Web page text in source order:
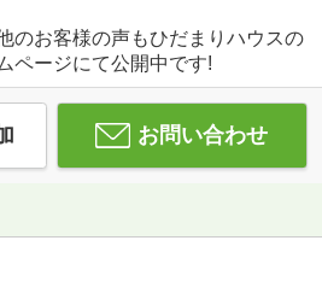
のお客様の声もひだまりハウスの
ページにて公開中です!
お問い合わせ